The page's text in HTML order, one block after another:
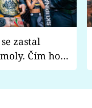
Čím ho